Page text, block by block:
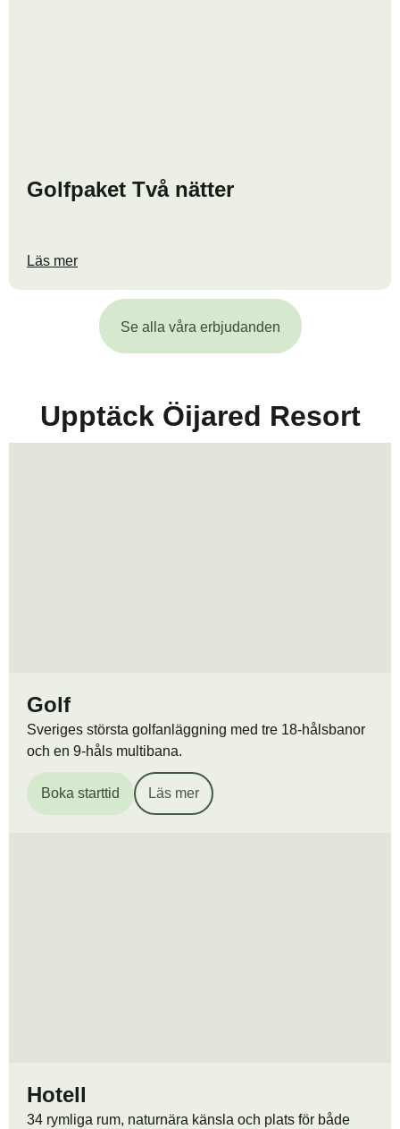
Golfpaket Två nätter
Läs mer
Se alla våra erbjudanden
Upptäck Öijared Resort
Golf
Sveriges största golfanläggning med tre 18-hålsbanor
och en 9-håls multibana.
Boka starttid Läs mer
Hotell
34 rymliga rum, naturnära känsla och plats för både